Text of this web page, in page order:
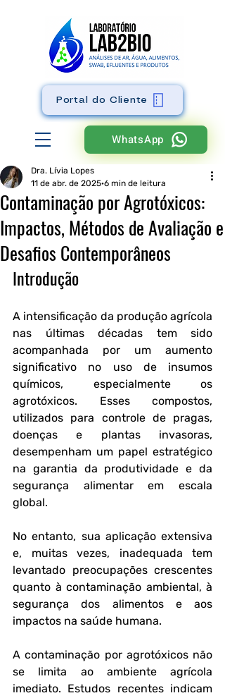
WhatsApp
Portal do Cliente
Contaminação por Agrotóxicos:
Impactos, Métodos de Avaliação e
Desafios Contemporâneos
Dra. Lívia Lopes
11 de abr. de 2025 6 min de leitura
Introdução
A intensificação da produção agrícola
nas últimas décadas tem sido
acompanhada por um aumento
significativo no uso de insumos
químicos, especialmente os
agrotóxicos. Esses compostos,
utilizados para controle de pragas,
doenças e plantas invasoras,
desempenham um papel estratégico
na garantia da produtividade e da
segurança alimentar em escala
global.
No entanto, sua aplicação extensiva
e, muitas vezes, inadequada tem
levantado preocupações crescentes
quanto à contaminação ambiental, à
segurança dos alimentos e aos
impactos na saúde humana.
A contaminação por agrotóxicos não
se limita ao ambiente agrícola
imediato. Estudos recentes indicam